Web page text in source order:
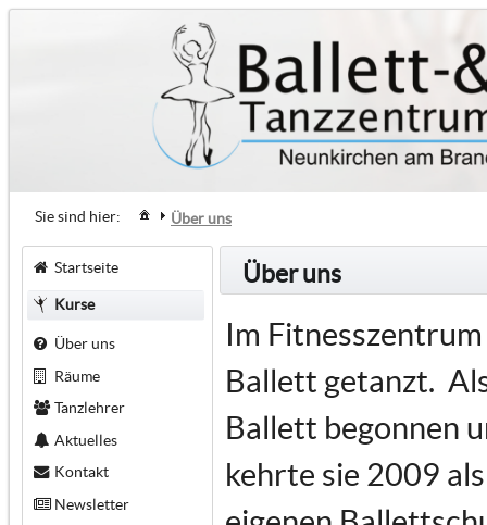
Sie sind hier: Über uns
Startseite
Kurse
Über uns
Räume
Tanzlehrer
Aktuelles
Kontakt
Newsletter
Über uns
Im
Ballett getanzt.
Ballett begonnen
kehrte sie 2009